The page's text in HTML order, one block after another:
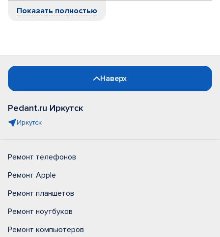
Показать полностью
Наверх
Pedant.ru Иркутск
Иркутск
Ремонт телефонов
Ремонт Apple
Ремонт планшетов
Ремонт ноутбуков
Ремонт компьютеров